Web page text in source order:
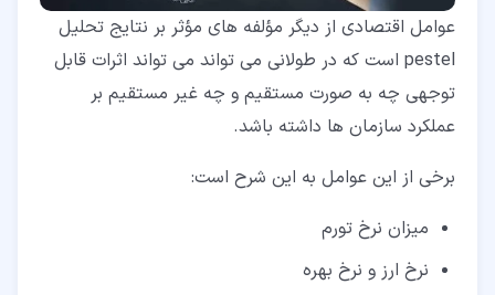
عوامل اقتصادی از دیگر مؤلفه های مؤثر بر نتایج تحلیل
pestel است که در طولانی می تواند می تواند اثرات قابل
توجهی چه به صورت مستقیم و چه غیر مستقیم بر
عملکرد سازمان ها داشته باشد.
برخی از این عوامل به این شرح است:
میزان نرخ تورم
نرخ ارز و نرخ بهره